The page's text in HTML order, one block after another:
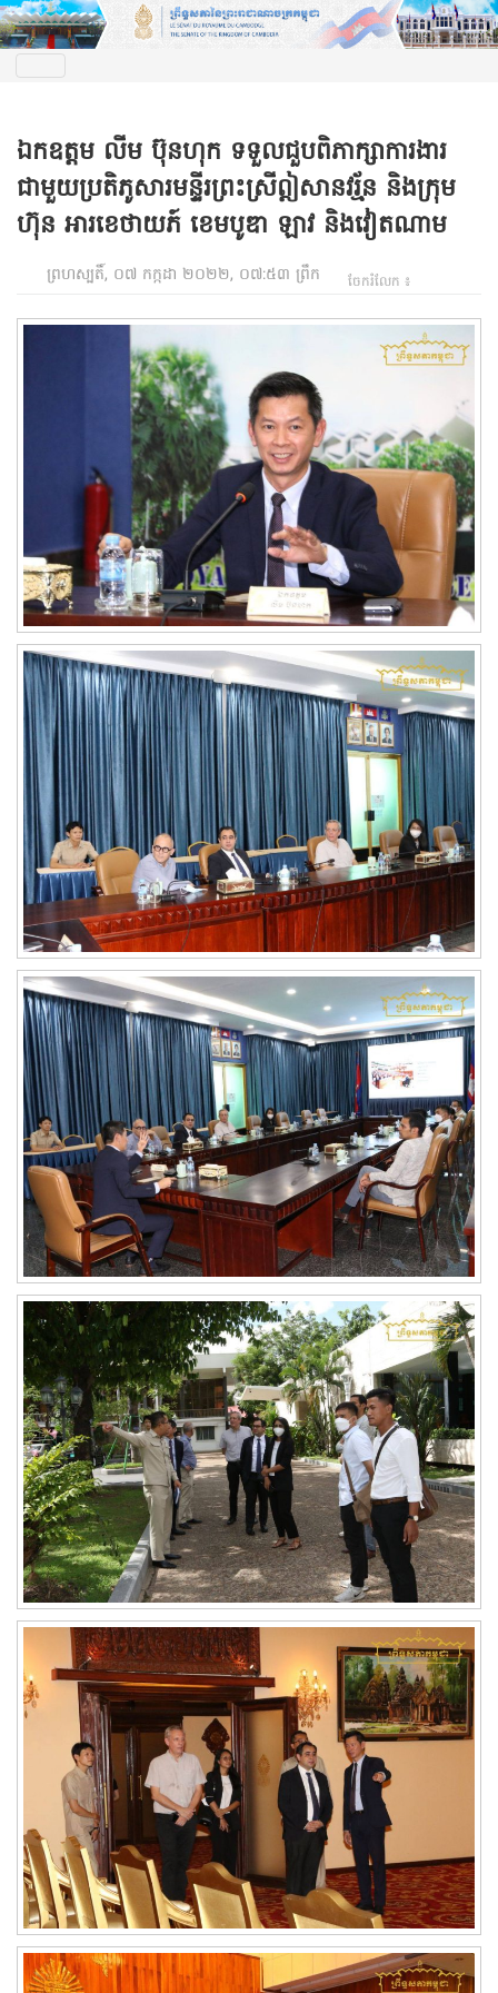
ឯកឧត្តម លីម ប៊ុនហុក ទទួលជួបពិភាក្សាការងារ
ជាមួយប្រតិភូសារមន្ទីរព្រះស្រីឦសានវរ្ម័ន និងក្រុម
ហ៊ុន អារខេថាយភ៍ ខេមបូឌា ឡាវ និងវៀតណាម
ព្រហស្បតិ៍, ០៧ កក្កដា ២០២២, ០៧:៥៣ ព្រឹក ចែករំលែក ៖